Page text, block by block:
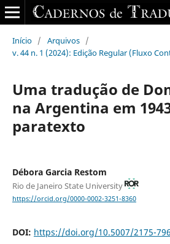
Início / Arquivos /
v. 44 n. 1 (2024): Edição Regular (Fluxo
Uma tradução de
na Argentina em
paratexto
Débora Garcia Restom
Rio de Janeiro State University
https://orcid.org/0000-0002-3251-8360
DOI: https://doi.org/10.5007/2175-